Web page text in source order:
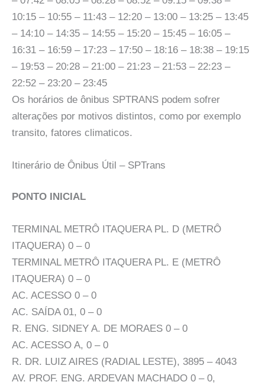
10:15 – 10:55 – 11:43 – 12:20 – 13:00 – 13:25 – 13:45
– 14:10 – 14:35 – 14:55 – 15:20 – 15:45 – 16:05 –
16:31 – 16:59 – 17:23 – 17:50 – 18:16 – 18:38 – 19:15
– 19:53 – 20:28 – 21:00 – 21:23 – 21:53 – 22:23 –
22:52 – 23:20 – 23:45
Os horários de ônibus SPTRANS podem sofrer
alterações por motivos distintos, como por exemplo
transito, fatores climaticos.
Itinerário de Ônibus Útil – SPTrans
PONTO INICIAL
TERMINAL METRÔ ITAQUERA PL. D (METRÔ
ITAQUERA) 0 – 0
TERMINAL METRÔ ITAQUERA PL. E (METRÔ
ITAQUERA) 0 – 0
AC. ACESSO 0 – 0
AC. SAÍDA 01, 0 – 0
R. ENG. SIDNEY A. DE MORAES 0 – 0
AC. ACESSO A, 0 – 0
R. DR. LUIZ AIRES (RADIAL LESTE), 3895 – 4043
AV. PROF. ENG. ARDEVAN MACHADO 0 – 0,